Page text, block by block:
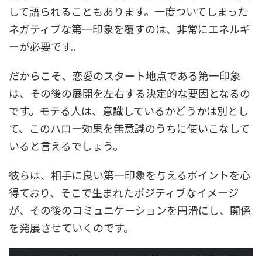
して語られることもあります。一度ついてしまった
ネガティブな第一印象を覆すのは、非常にエネルギ
ーが必要です。
だからこそ、恋愛のスタート地点である第一印象
は、その後の展開を左右する決定的な要因となるの
です。モテる人は、意識しているかどうかは別とし
て、このハロー効果を無意識のうちに使いこなして
いると言えるでしょう。
彼らは、相手に良い第一印象を与えるポイントを心
得ており、そこで生まれたポジティブなイメージ
が、その後のコミュニケーションを円滑にし、関係
を発展させていくのです。